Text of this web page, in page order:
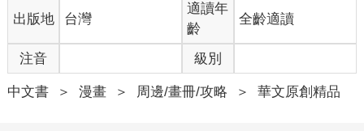
出版地 台灣
適讀年
齡
全齡適讀
注音 級別
中文書 ＞ 漫畫 ＞ 周邊/畫冊/攻略 ＞ 華文原創精品